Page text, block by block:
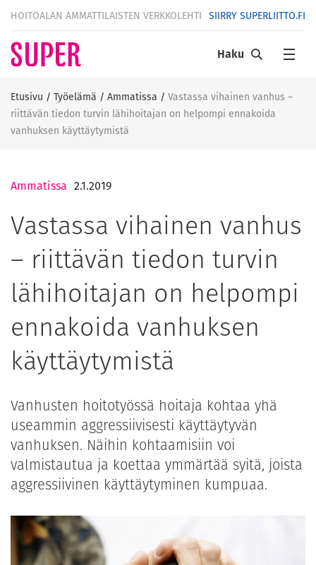
HOITOALAN AMMATTILAISTEN VERKKOLEHTI SIIRRY SUPERLIITTO.FI
Haku
Etusivu / Työelämä / Ammatissa / Vastassa vihainen vanhus –
riittävän tiedon turvin lähihoitajan on helpompi ennakoida
vanhuksen käyttäytymistä
Ammatissa 2.1.2019
Vastassa vihainen vanhus
– riittävän tiedon turvin
lähihoitajan on helpompi
ennakoida vanhuksen
käyttäytymistä
Vanhusten hoitotyössä hoitaja kohtaa yhä
useammin aggressiivisesti käyttäytyvän
vanhuksen. Näihin kohtaamisiin voi
valmistautua ja koettaa ymmärtää syitä, joista
aggressiivinen käyttäytyminen kumpuaa.